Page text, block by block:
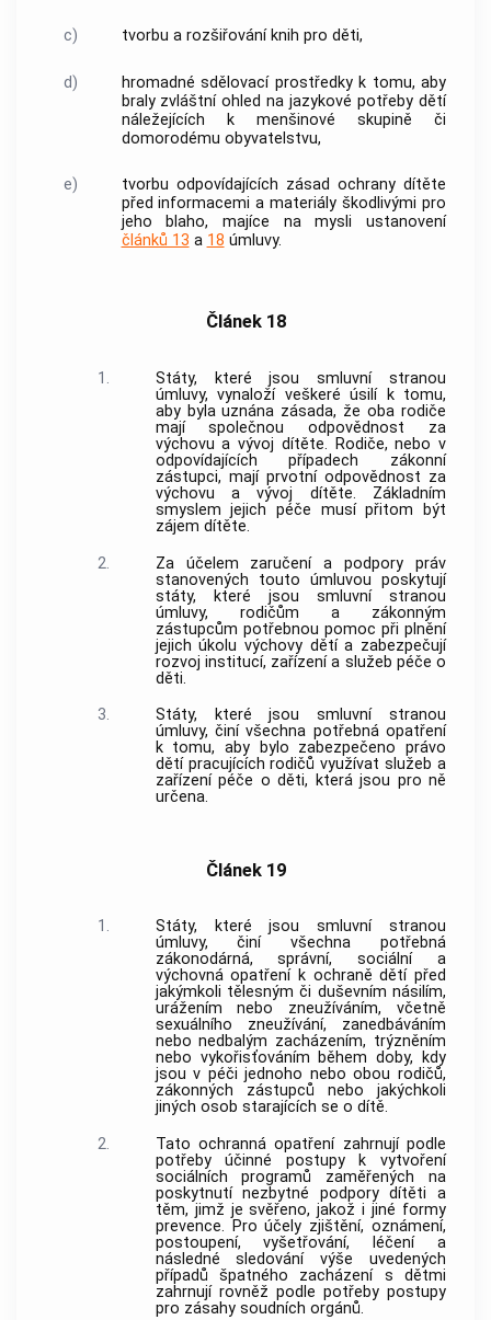
c) tvorbu a rozšiřování knih pro děti,
d)
hromadné sdělovací prostředky k tomu, aby
braly zvláštní ohled na jazykové potřeby dětí
náležejících k menšinové skupině či
domorodému obyvatelstvu,
e)
tvorbu odpovídajících zásad ochrany dítěte
před informacemi a materiály škodlivými pro
jeho blaho, majíce na mysli ustanovení
článků 13 a 18 úmluvy.
Článek 18
1.
Státy, které jsou smluvní stranou
úmluvy, vynaloží veškeré úsilí k tomu,
aby byla uznána zásada, že oba rodiče
mají společnou odpovědnost za
výchovu a vývoj dítěte. Rodiče, nebo v
odpovídajících případech zákonní
zástupci, mají prvotní odpovědnost za
výchovu a vývoj dítěte. Základním
smyslem jejich péče musí přitom být
zájem dítěte.
2.
Za účelem zaručení a podpory práv
stanovených touto úmluvou poskytují
státy, které jsou smluvní stranou
úmluvy, rodičům a zákonným
zástupcům potřebnou pomoc při plnění
jejich úkolu výchovy dětí a zabezpečují
rozvoj institucí, zařízení a služeb péče o
děti.
3.
Státy, které jsou smluvní stranou
úmluvy, činí všechna potřebná opatření
k tomu, aby bylo zabezpečeno právo
dětí pracujících rodičů využívat služeb a
zařízení péče o děti, která jsou pro ně
určena.
Článek 19
1.
Státy, které jsou smluvní stranou
úmluvy, činí všechna potřebná
zákonodárná, správní, sociální a
výchovná opatření k ochraně dětí před
jakýmkoli tělesným či duševním násilím,
urážením nebo zneužíváním, včetně
sexuálního zneužívání, zanedbáváním
nebo nedbalým zacházením, trýzněním
nebo vykořisťováním během doby, kdy
jsou v péči jednoho nebo obou rodičů,
zákonných zástupců nebo jakýchkoli
jiných osob starajících se o dítě.
2.
Tato ochranná opatření zahrnují podle
potřeby účinné postupy k vytvoření
sociálních programů zaměřených na
poskytnutí nezbytné podpory dítěti a
těm, jimž je svěřeno, jakož i jiné formy
prevence. Pro účely zjištění, oznámení,
postoupení, vyšetřování, léčení a
následné sledování výše uvedených
případů špatného zacházení s dětmi
zahrnují rovněž podle potřeby postupy
pro zásahy soudních orgánů.